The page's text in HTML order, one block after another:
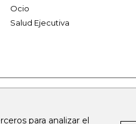
para analizar el
Ocio
Salud Ejecutiva